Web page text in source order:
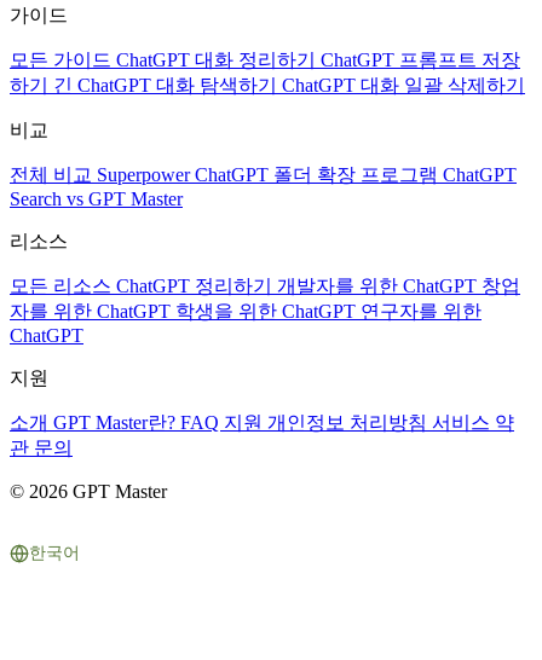
가이드
모든 가이드 ChatGPT 대화 정리하기 ChatGPT 프롬프트 저장
하기 긴 ChatGPT 대화 탐색하기 ChatGPT 대화 일괄 삭제하기
비교
전체 비교 Superpower ChatGPT 폴더 확장 프로그램 ChatGPT
Search vs GPT Master
리소스
모든 리소스 ChatGPT 정리하기 개발자를 위한 ChatGPT 창업
자를 위한 ChatGPT 학생을 위한 ChatGPT 연구자를 위한
ChatGPT
지원
소개 GPT Master란? FAQ 지원 개인정보 처리방침 서비스 약
관 문의
© 2026 GPT Master
한국어